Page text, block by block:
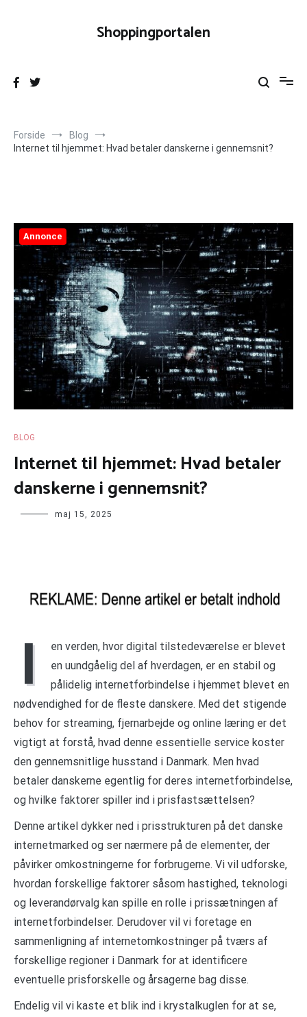
Shoppingportalen
Forside
Blog
Internet til hjemmet: Hvad betaler danskerne i gennemsnit?
Annonce
BLOG
Internet til hjemmet: Hvad betaler
danskerne i gennemsnit?
maj 15, 2025
I
en verden, hvor digital tilstedeværelse er blevet
en uundgåelig del af hverdagen, er en stabil og
pålidelig internetforbindelse i hjemmet blevet en
nødvendighed for de fleste danskere. Med det stigende
behov for streaming, fjernarbejde og online læring er det
vigtigt at forstå, hvad denne essentielle service koster
den gennemsnitlige husstand i Danmark. Men hvad
betaler danskerne egentlig for deres internetforbindelse,
og hvilke faktorer spiller ind i prisfastsættelsen?
Denne artikel dykker ned i prisstrukturen på det danske
internetmarked og ser nærmere på de elementer, der
påvirker omkostningerne for forbrugerne. Vi vil udforske,
hvordan forskellige faktorer såsom hastighed, teknologi
og leverandørvalg kan spille en rolle i prissætningen af
internetforbindelser. Derudover vil vi foretage en
sammenligning af internetomkostninger på tværs af
forskellige regioner i Danmark for at identificere
eventuelle prisforskelle og årsagerne bag disse.
Endelig vil vi kaste et blik ind i krystalkuglen for at se,